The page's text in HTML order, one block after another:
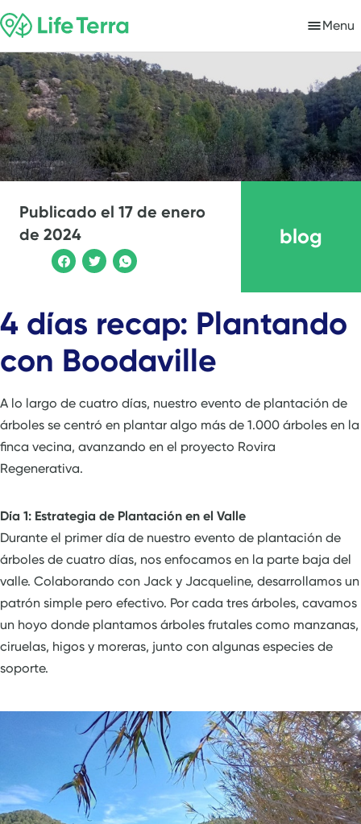
Menu
Publicado el 17 de enero
de 2024
blog
4 días recap: Plantando
con Boodaville
A lo largo de cuatro días, nuestro evento de plantación de
árboles se centró en plantar algo más de 1.000 árboles en la
finca vecina, avanzando en el proyecto Rovira
Regenerativa.
Día 1: Estrategia de Plantación en el Valle
Durante el primer día de nuestro evento de plantación de
árboles de cuatro días, nos enfocamos en la parte baja del
valle. Colaborando con Jack y Jacqueline, desarrollamos un
patrón simple pero efectivo. Por cada tres árboles, cavamos
un hoyo donde plantamos árboles frutales como manzanas,
ciruelas, higos y moreras, junto con algunas especies de
soporte.